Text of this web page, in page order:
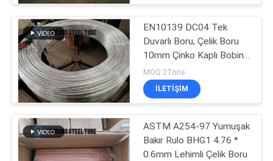
Çift Duvar Çelik Boru
EN10139 DC04 Tek
Duvarlı Boru, Çelik Boru
10mm Çinko Kaplı Bobin
Boru
MOQ:2Tons
ILETIŞIM
ASTM A254-97 Yumuşak
Bakır Rulo BHG1 4.76 *
0.6mm Lehimli Çelik Boru